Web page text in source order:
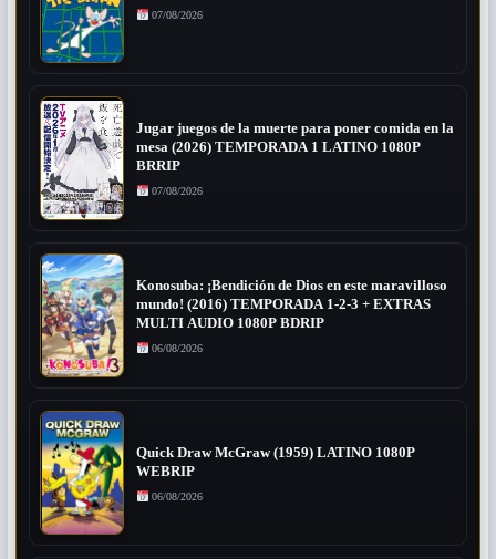
07/08/2026
Jugar juegos de la muerte para poner comida en la
mesa (2026) TEMPORADA 1 LATINO 1080P
BRRIP
07/08/2026
Konosuba: ¡Bendición de Dios en este maravilloso
mundo! (2016) TEMPORADA 1-2-3 + EXTRAS
MULTI AUDIO 1080P BDRIP
06/08/2026
Quick Draw McGraw (1959) LATINO 1080P
WEBRIP
06/08/2026